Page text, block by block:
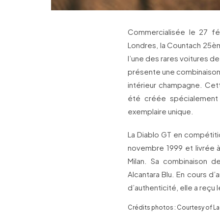
Commercialisée le 27
Londres, la Countach
l’une des rares voitures
présente une
intérieur champagne.
été créée
exemplaire unique.
La Diablo GT en
novembre 1999 et livrée
Milan. Sa combinaison
Alcantara Blu. En cours
d’authenticité, elle a reçu
Crédits photos : Courtesy of